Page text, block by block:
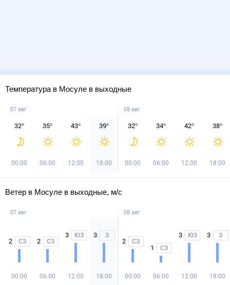
Температура в Мосуле в выходные
07 авг
32°
00:00
35°
06:00
43°
12:00
39°
18:00
08 авг
32°
00:00
34°
06:00
42°
12:00
38°
18:00
Ветер в Мосуле в выходные, м/с
07 авг
2 СЗ
00:00
2 СЗ
06:00
3 ЮЗ
12:00
3 З
18:00
08 авг
2 СЗ
00:00
1 СЗ
06:00
3 ЮЗ
12:00
3 З
18:00